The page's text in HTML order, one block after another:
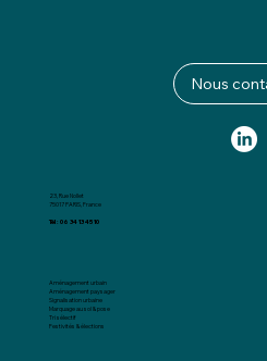
Nous
23, Rue Nollet
75017 PARIS, France
Tél : 06 34 13 45 10
Aménagement urbain
Aménagement paysager
Signalisation urbaine
Marquage au sol & pose
Tri sélectif
Festivités & élections